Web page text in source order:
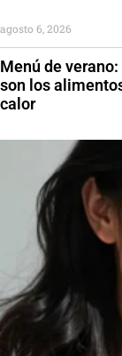
Menú de
son los
calor
agosto 6, 2026